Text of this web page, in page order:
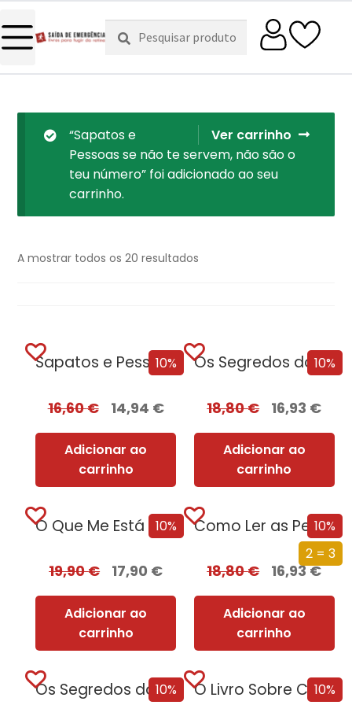
Pesquisar
por:
Pesquisa
Ver carrinho
“Sapatos e
Pessoas se não te servem, não são o
teu número” foi adicionado ao seu
carrinho.
A mostrar todos os 20 resultados
10%
Sapatos e Pessoas se não te servem, não são o teu número [Edição Autografada]
16,60€ 14,94 €
Adicionar ao
carrinho
10%
Os Segredos do Profiling [Edição Autografada]
18,80€ 16,93 €
Adicionar ao
carrinho
10%
O Que Me Está a Escapar?
19,90€ 17,90 €
Adicionar ao
carrinho
10%
2 = 3
Como Ler as Pessoas
18,80€ 16,93€
Adicionar ao
carrinho
10%
Os Segredos do Profiling
10%
O Livro Sobre Como Enfrentar o Tabu Que Não Te Deixa Ser Quem És